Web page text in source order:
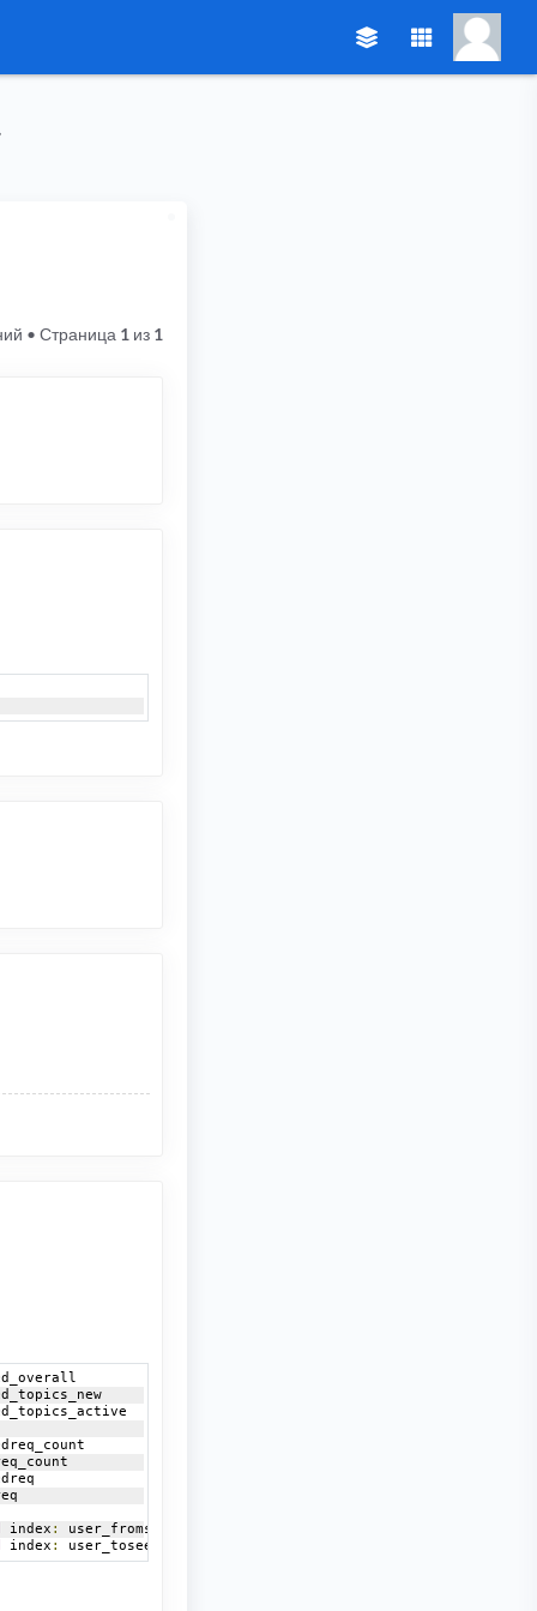
• Страница 1 из 1
index :
user_fromseedreq_count
index : user_toseedreq_count